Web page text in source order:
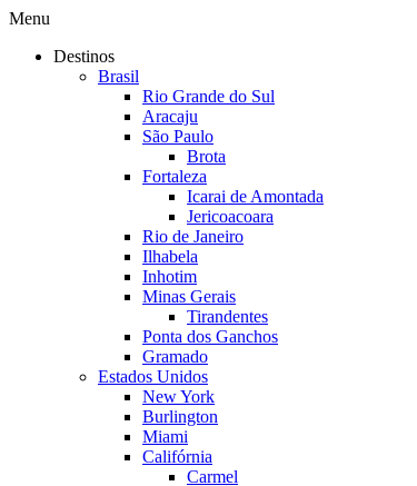
Menu
Destinos
Brasil
Rio Grande do Sul
Aracaju
São Paulo
Brota
Fortaleza
Icarai de Amontada
Jericoacoara
Rio de Janeiro
Ilhabela
Inhotim
Minas Gerais
Tirandentes
Ponta dos Ganchos
Gramado
Estados Unidos
New York
Burlington
Miami
Califórnia
Carmel